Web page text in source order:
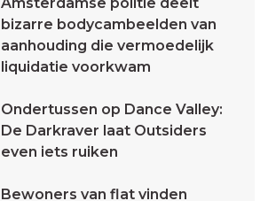
bizarre bodycambeelden van
aanhouding die vermoedelijk
liquidatie voorkwam
Ondertussen op Dance Valley:
De Darkraver laat Outsiders
even iets ruiken
Bewoners van flat vinden